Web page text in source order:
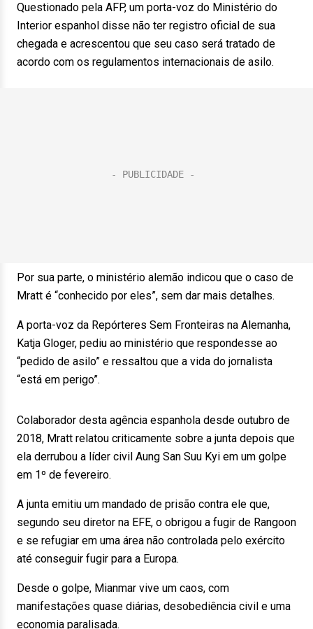
Questionado pela AFP, um porta-voz do Ministério do
Interior espanhol disse não ter registro oficial de sua
chegada e acrescentou que seu caso será tratado de
acordo com os regulamentos internacionais de asilo.
Por sua parte, o ministério alemão indicou que o caso de
Mratt é “conhecido por eles”, sem dar mais detalhes.
A porta-voz da Repórteres Sem Fronteiras na Alemanha,
Katja Gloger, pediu ao ministério que respondesse ao
“pedido de asilo” e ressaltou que a vida do jornalista
“está em perigo”.
Colaborador desta agência espanhola desde outubro de
2018, Mratt relatou criticamente sobre a junta depois que
ela derrubou a líder civil Aung San Suu Kyi em um golpe
em 1º de fevereiro.
A junta emitiu um mandado de prisão contra ele que,
segundo seu diretor na EFE, o obrigou a fugir de Rangoon
e se refugiar em uma área não controlada pelo exército
até conseguir fugir para a Europa.
Desde o golpe, Mianmar vive um caos, com
manifestações quase diárias, desobediência civil e uma
economia paralisada.